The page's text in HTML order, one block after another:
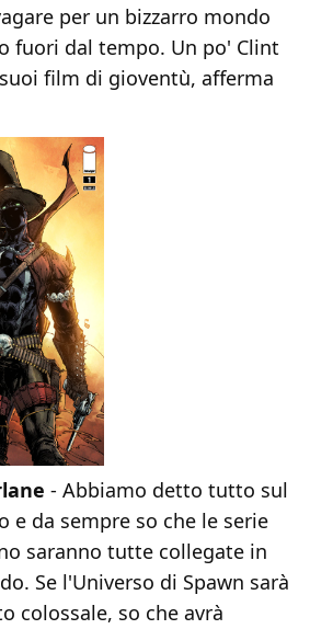
per un bizzarro mondo
fuori dal tempo. Un po' Clint
film di gioventù, afferma
- Abbiamo detto tutto sul
e da sempre so che le serie
saranno tutte collegate in
Se l'Universo di Spawn sarà
colossale, so che avrà